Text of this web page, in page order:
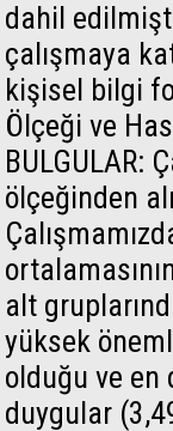
dahil
çalışmaya
kişisel bilgi
Ölçeği ve
BULGULAR:
ölçeğinden
alt
yüksek
olduğu ve en
duygular